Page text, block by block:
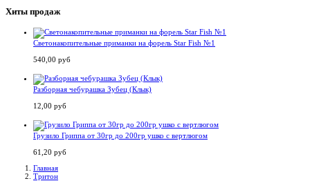
Хиты продаж
Светонакопительные приманки на форель Star Fish №1
540,00 руб
Разборная чебурашка Зубец (Клык)
12,00 руб
Грузило Гриппа от 30гр до 200гр ушко с вертлюгом
61,20 руб
Главная
Тритон